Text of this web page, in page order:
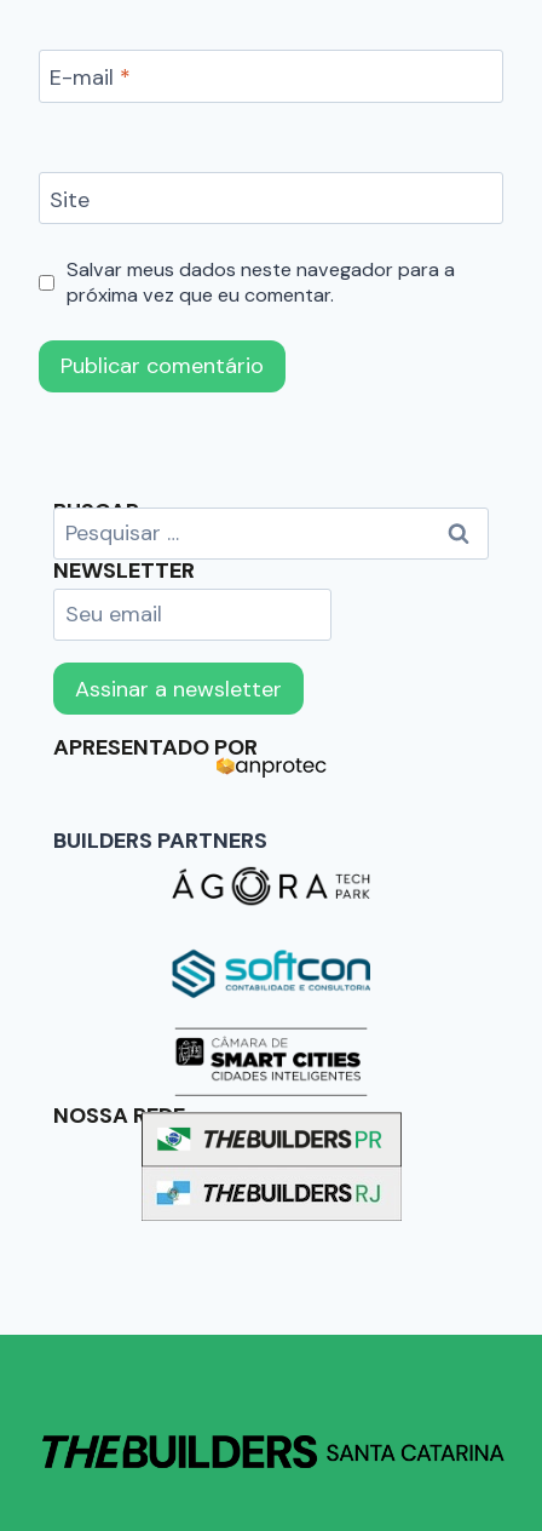
E-mail *
Site
Salvar meus dados neste navegador para a
próxima vez que eu comentar.
BUSCAR
NEWSLETTER
APRESENTADO POR
BUILDERS PARTNERS
NOSSA REDE